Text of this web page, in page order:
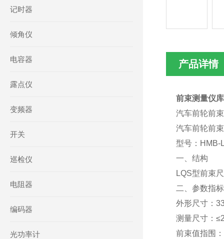
记时器
倾角仪
电容器
露点仪
变频器
开关
巡检仪
电阻器
编码器
光功率计
产品详情
前束测量仪
汽车前轮前
汽车前轮前
型号：HMB-
一、结构
LQS型前束
二、参数指标
外形尺寸：
测量尺寸：
前束值指围